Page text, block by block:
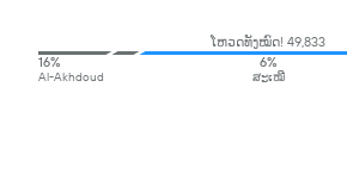
ໂຫວດທັງໝົດ! 49,833
16%
Al-Akhdoud
6%
ສະເໝີ